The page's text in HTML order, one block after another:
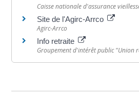
Caisse nationale d'assurance
Site de l'Agirc-Arrco
Agirc-Arrco
Info retraite
Groupement d'intérêt public "Union